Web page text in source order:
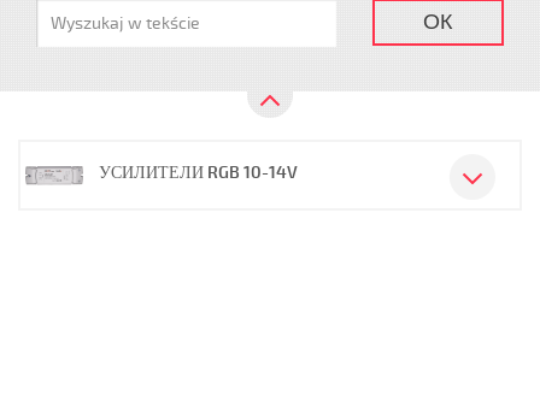
ОК
УСИЛИТЕЛИ RGB 10-14V